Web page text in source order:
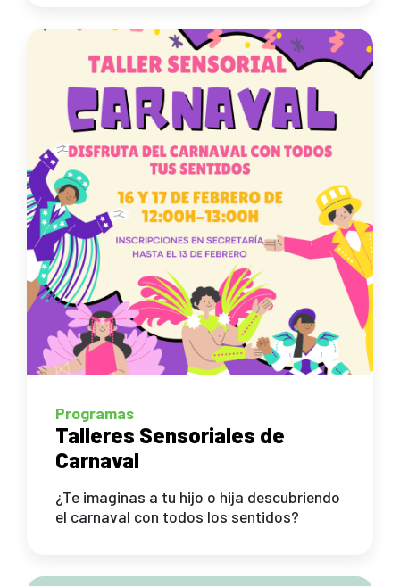
Programas
Talleres Sensoriales de
Carnaval
¿Te imaginas a tu hijo o hija descubriendo
el carnaval con todos los sentidos?